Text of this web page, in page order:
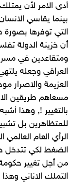
أدى الامر لأن
بينما يقاسي
التي توفرها
أن خزينة الدولة
ومتقاعدين في
العراقي وجعله
العزيمة والاصرار
مسعاهم طريقين
بالتغيير !, وهذا
للمتظاهرين بل
الرأي العام
الضغط لكي تتدخل
من أجل تغيير
التملك الاناني